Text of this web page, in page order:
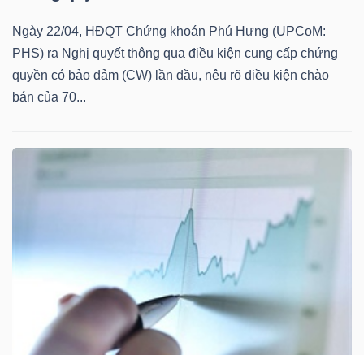
Ngày 22/04, HĐQT Chứng khoán Phú Hưng (UPCoM:
PHS) ra Nghị quyết thông qua điều kiện cung cấp chứng
quyền có bảo đảm (CW) lần đầu, nêu rõ điều kiện chào
bán của 70...
CHĂM
SÓC
SỨC
CÔNG